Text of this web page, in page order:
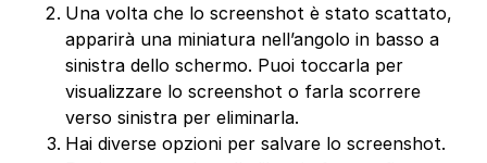
Una volta che lo screenshot è stato scattato,
apparirà una miniatura nell’angolo in basso a
sinistra dello schermo. Puoi toccarla per
visualizzare lo screenshot o farla scorrere
verso sinistra per eliminarla.
Hai diverse opzioni per salvare lo screenshot.